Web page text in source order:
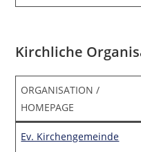
Kirchliche
ORGANISATION /
HOMEPAGE
Ev. Kirchengemeinde